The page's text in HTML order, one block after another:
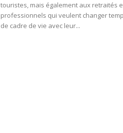
touristes, mais également aux retraités
professionnels qui veulent changer
de cadre de vie avec leur...